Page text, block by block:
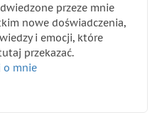
przeze mnie
nowe doświadczenia,
i emocji, które
przekazać.
o mnie